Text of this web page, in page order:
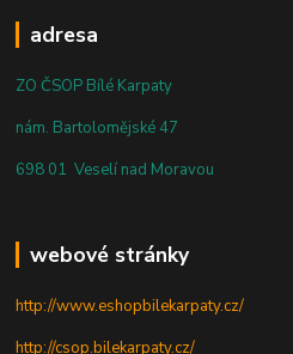
adresa
ZO ČSOP Bílé Karpaty
nám. Bartolomějské 47
698 01 Veselí nad Moravou
webové stránky
http://www.eshopbilekarpaty.cz/
http://csop.bilekarpaty.cz/